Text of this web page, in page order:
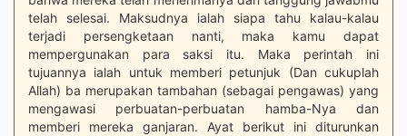
telah selesai. Maksudnya ialah siapa tahu kalau-kalau
terjadi persengketaan nanti, maka kamu dapat
mempergunakan para saksi itu. Maka perintah ini
tujuannya ialah untuk memberi petunjuk (Dan cukuplah
Allah) ba merupakan tambahan (sebagai pengawas) yang
mengawasi perbuatan-perbuatan hamba-Nya dan
memberi mereka ganjaran. Ayat berikut ini diturunkan